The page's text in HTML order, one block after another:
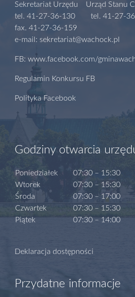
Sekretariat Urzędu Urząd Stanu
tel. 41-27-36-130 tel. 41-27-
fax. 41-27-36-159
e-mail: sekretariat@wachock.pl
FB: www.facebook.com/
Regulamin Konkursu FB
Polityka Facebook
Godziny otwarcia
Poniedziałek
Wtorek
Środa
Czwartek
Piątek
07:30 – 15:30
07:30 – 15:30
07:30 – 17:00
07:30 – 15:30
07:30 – 14:00
Deklaracja dostępności
Przydatne informacje